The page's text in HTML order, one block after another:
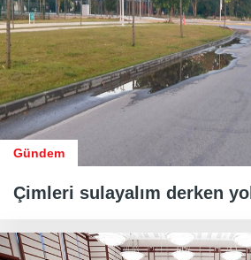
Gündem
Çimleri sulayalım derken